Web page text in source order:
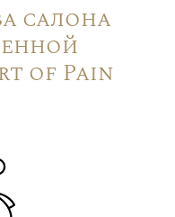
салона
of Pain